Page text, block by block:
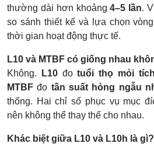
thường dài hơn khoảng4–5 lần.
so sánh thiết kế và lựa chọn
thời gian hoạt động thực tế.
L10 và MTBF có giống nhau
Không.
L10đotuổi thọ mỏi
MTBF đo tần suất hỏng ngẫu
thống. Hai chỉ số phục vụ mục
nên không thể thay thế cho nhau.
Khác biệt giữa L10 và L10h là gì?